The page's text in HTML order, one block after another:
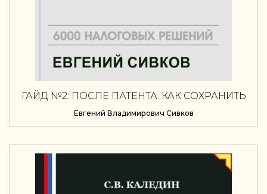
ГАЙД №2: ПОСЛЕ ПАТЕНТА: КАК СОХРАНИТЬ
ПРЕЖНЮЮ НАЛОГОВУЮ НАГРУЗКУ
Евгений Владимирович Сивков